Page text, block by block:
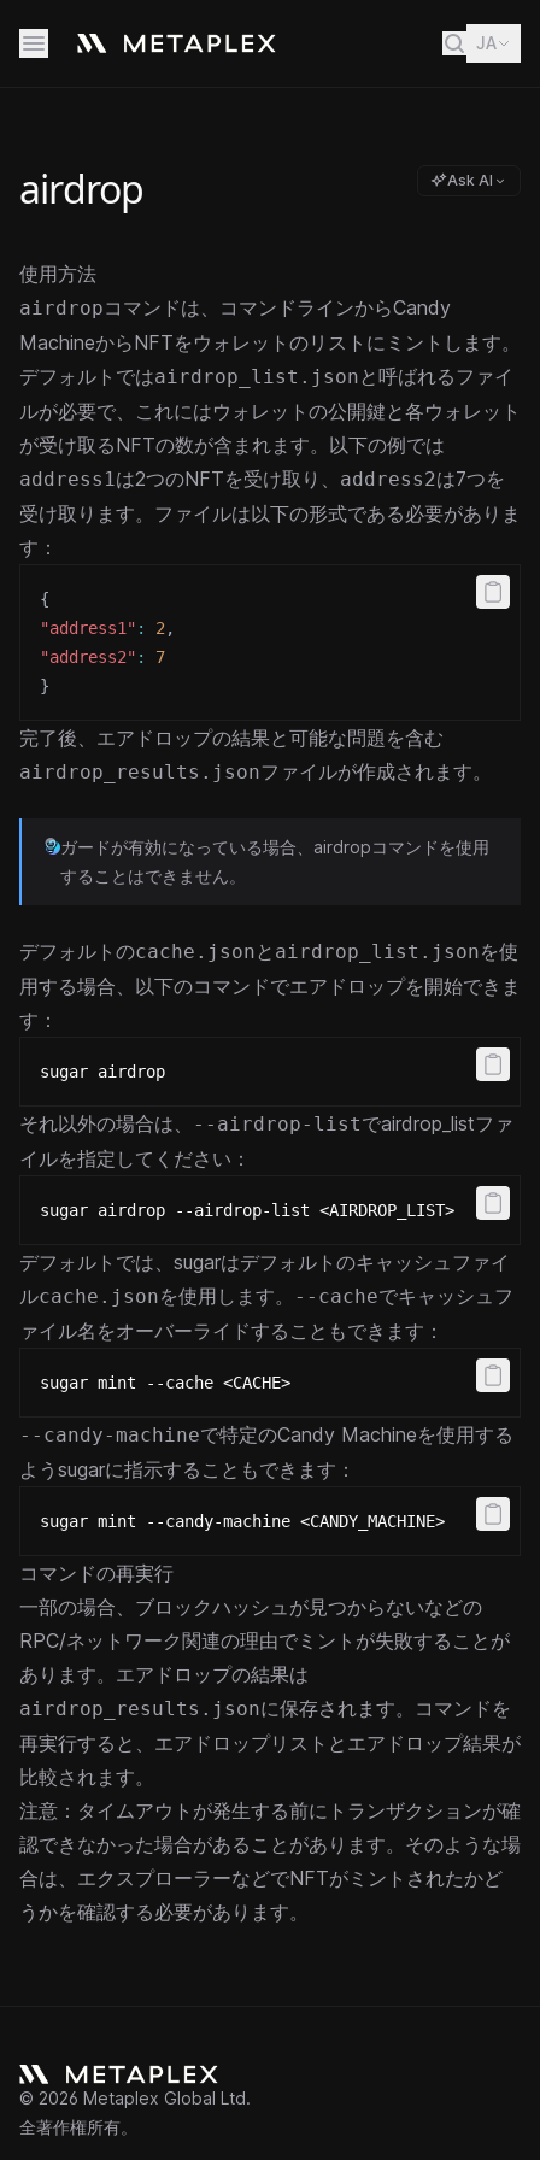
JA
airdrop Ask AI
使用方法
airdropコマンドは、コマンドラインからCandy
MachineからNFTをウォレットのリストにミントします。
デフォルトではairdrop_list.json と呼ばれるファイ
ルが必要で、これにはウォレットの公開鍵と各ウォレット
が受け取るNFTの数が含まれます。以下の例では
address1は2つのNFTを受け取り、 address2は7つを
受け取ります。ファイルは以下の形式である必要がありま
す：
{
"address1" : 2 ,
"address2" :
7
}
完了後、エアドロップの結果と可能な問題を含む
airdrop_results.jsonファイルが作成されます。
ガードが有効になっている場合、airdropコマンドを使用
することはできません。
デフォルトのcache.json と airdrop_list.jsonを使
用する場合、以下のコマンドでエアドロップを開始できま
す：
sugar airdrop
それ以外の場合は、 --airdrop-listでairdrop_listファ
イルを指定してください：
sugar airdrop --airdrop-list <AIRDROP_LIST>
デフォルトでは、sugarはデフォルトのキャッシュファイ
ルcache.jsonを使用します。 --cacheでキャッシュフ
ァイル名をオーバーライドすることもできます：
sugar mint --cache <CACHE>
--candy-machineで特定のCandy Machineを使用する
ようsugarに指示することもできます：
sugar mint --candy-machine <CANDY_MACHINE>
コマンドの再実行
一部の場合、ブロックハッシュが見つからないなどの
RPC/ネットワーク関連の理由でミントが失敗することが
あります。エアドロップの結果は
airdrop_results.jsonに保存されます。コマンドを
再実行すると、エアドロップリストとエアドロップ結果が
比較されます。
注意：タイムアウトが発生する前にトランザクションが確
認できなかった場合があることがあります。そのような場
合は、エクスプローラーなどでNFTがミントされたかど
うかを確認する必要があります。
© 2026 Metaplex Global Ltd.
全著作権所有。